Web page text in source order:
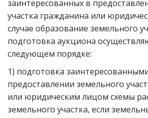
заинтересованных в
участка гражданина или
случае образование земельного
подготовка аукциона
следующем порядке:
1) подготовка
предоставлении земельного
или юридическим лицом схемы
земельного участка, если